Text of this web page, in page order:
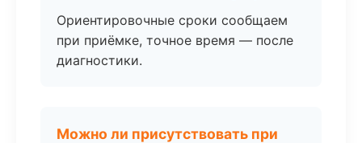
Ориентировочные сроки сообщаем
при приёмке, точное время — после
диагностики.
Можно ли присутствовать при